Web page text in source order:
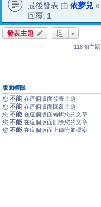
最後發表 由 依夢兒 «
回覆: 1
發表主題
118 個主題
版面權限
您 不能 在這個版面發表主題
您 不能 在這個版面回覆主題
您 不能 在這個版面編輯您的文章
您 不能 在這個版面刪除您的文章
您 不能 在這個版面上傳附加檔案